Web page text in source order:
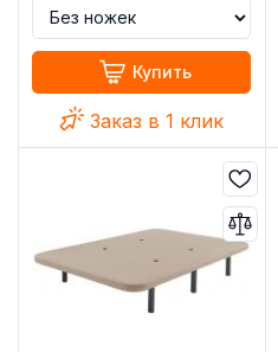
Купить
Заказ в 1 клик